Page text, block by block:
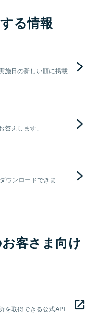
る情報
施日の新しい順に掲載
えします。
ウンロードできま
客さま向け
を取得できる公式API